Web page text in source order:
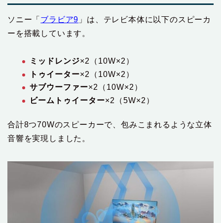
ソニー「 ブラビア9 」は、テレビ本体に以下のスピーカ
ーを搭載しています。
ミッドレンジ×2（10W×2）
トゥイーター×2（10W×2）
サブウーファー×2（10W×2）
ビームトゥイーター×2（5W×2）
合計8つ70Wのスピーカーで、包みこまれるような立体
音響を実現しました。